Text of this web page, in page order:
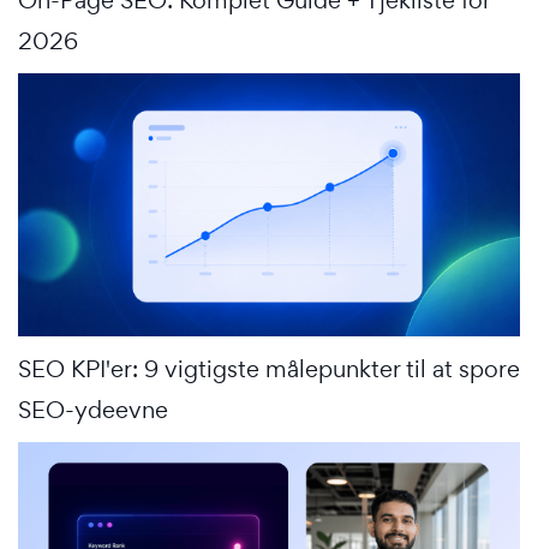
2026
SEO KPI'er: 9 vigtigste målepunkter til at spore
SEO-ydeevne